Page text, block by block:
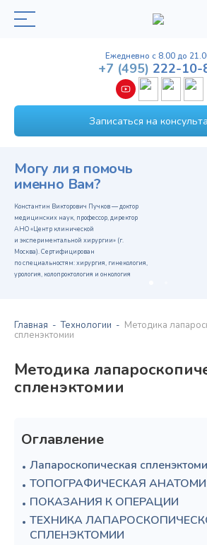
Ежедневно с 8.00 до
Записаться на
+7 (495) 222-10-
Могу ли я помочь
именно Вам?
Константин Викторович Пучков — доктор
медицинских наук, профессор, директор
АНО «Центр клинической
и экспериментальной хирургии» (г.
Москва). Сертифицирован
по специальностям: хирургия, гинекология,
урология, колопроктология и онкология
Главная Технологии Методика
спленэктомии
Методика
спленэктомии
Оглавление
Лапароскопическая
ТОПОГРАФИЧЕСКАЯ
ПОКАЗАНИЯ К ОПЕРАЦИИ
ТЕХНИКА
СПЛЕНЭКТОМИИ